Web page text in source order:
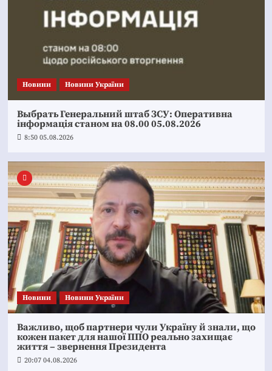
Новини Новини України
Выбрать Генеральний штаб ЗСУ: Оперативна
інформація станом на 08.00 05.08.2026
8:50 05.08.2026
Новини Новини України
Важливо, щоб партнери чули Україну й знали, що
кожен пакет для нашої ППО реально захищає
життя – звернення Президента
20:07 04.08.2026